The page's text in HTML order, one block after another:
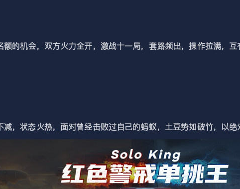
机会，双方火力全开，激战十一局，套路频出，操作拉满，
状态火热，面对曾经击败过自己的蚂蚁，土豆势如破竹，以绝